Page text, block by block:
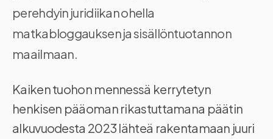
perehdyin juridiikan ohella
matkabloggauksen ja sisällöntuotannon
maailmaan.
Kaiken tuohon mennessä kerrytetyn
henkisen pääoman rikastuttamana päätin
alkuvuodesta 2023 lähteä rakentamaan juuri